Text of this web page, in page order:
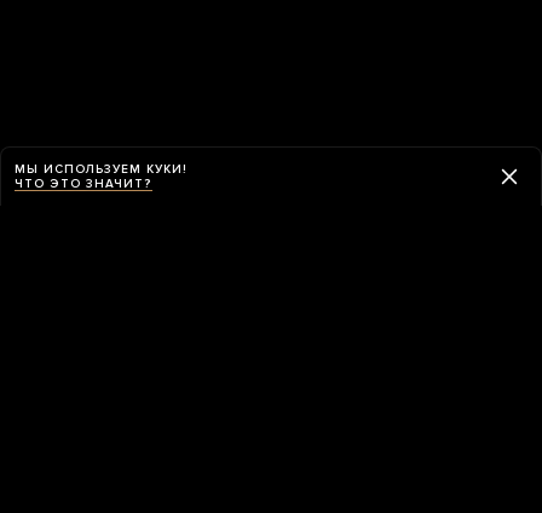
МЫ ИСПОЛЬЗУЕМ КУКИ!
ЧТО ЭТО ЗНАЧИТ?